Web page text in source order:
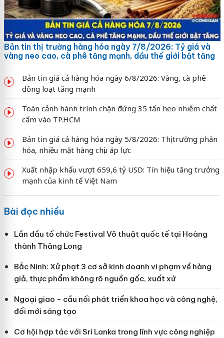
Bản tin thị trường hàng hóa ngày 7/8/2026: Tỷ giá và
vàng neo cao, cà phê tăng mạnh, dầu thế giới bật tăng
Bản tin giá cả hàng hóa ngày 6/8/2026: Vàng, cà phê
đồng loạt tăng mạnh
Toàn cảnh hành trình chặn đứng 35 tấn heo nhiễm chất
cấm vào TP.HCM
Bản tin giá cả hàng hóa ngày 5/8/2026: Thị trường phân
hóa, nhiều mặt hàng chịu áp lực
Xuất nhập khẩu vượt 659,6 tỷ USD: Tín hiệu tăng trưởng
mạnh của kinh tế Việt Nam
Bài đọc nhiều
Lần đầu tổ chức Festival Võ thuật quốc tế tại Hoàng
thành Thăng Long
Bắc Ninh: Xử phạt 3 cơ sở kinh doanh vi phạm về hàng
giả, thực phẩm không rõ nguồn gốc, xuất xứ
Ngoại giao - cầu nối phát triển khoa học và công nghệ,
đổi mới sáng tạo
Cơ hội hợp tác với Sri Lanka trong lĩnh vực công nghiệp